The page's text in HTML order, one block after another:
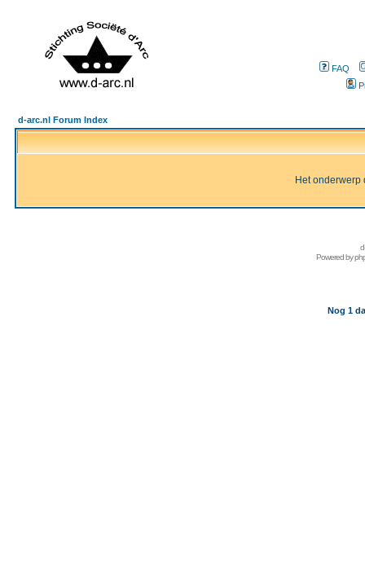
FAQ
d-arc.nl Forum Index
Het onderwerp
Powered by
Nog 1